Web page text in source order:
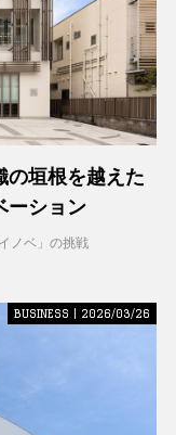
の垣根を越えた
ーション
ノベ」の挑戦
BUSINESS | 2026/03/26